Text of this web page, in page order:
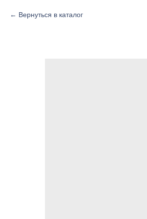
Вернуться в каталог